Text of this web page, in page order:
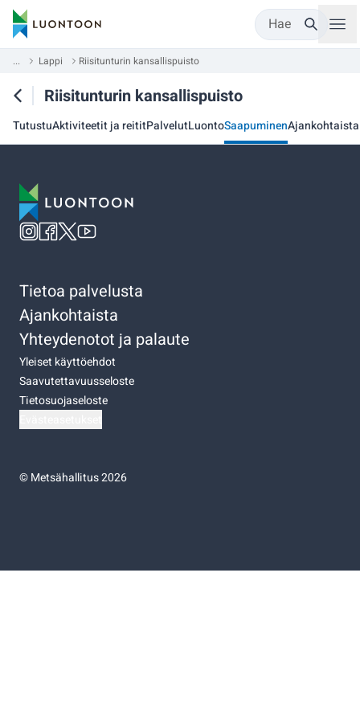
Hae
... Lappi Riisitunturin kansallispuisto
Riisitunturin kansallispuisto
TutustuAktiviteetit ja reititPalvelutLuontoSaapuminenAjankohtaista
Tietoa palvelusta
Ajankohtaista
Yhteydenotot ja palaute
Yleiset käyttöehdot
Saavutettavuusseloste
Tietosuojaseloste
©Metsähallitus 2026